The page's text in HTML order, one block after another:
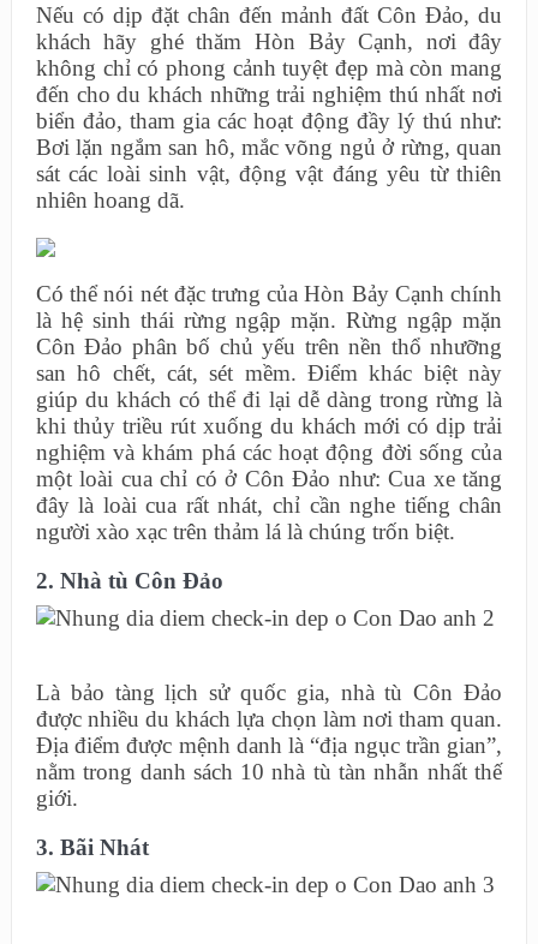
Nếu có dịp đặt chân đến mảnh đất Côn Đảo, du
khách hãy ghé thăm Hòn Bảy Cạnh, nơi đây
không chỉ có phong cảnh tuyệt đẹp mà còn mang
đến cho du khách những trải nghiệm thú nhất nơi
biển đảo, tham gia các hoạt động đầy lý thú như:
Bơi lặn ngắm san hô, mắc võng ngủ ở rừng, quan
sát các loài sinh vật, động vật đáng yêu từ thiên
nhiên hoang dã.
Có thể nói nét đặc trưng của Hòn Bảy Cạnh chính
là hệ sinh thái rừng ngập mặn. Rừng ngập mặn
Côn Đảo phân bố chủ yếu trên nền thổ nhưỡng
san hô chết, cát, sét mềm. Điểm khác biệt này
giúp du khách có thể đi lại dễ dàng trong rừng là
khi thủy triều rút xuống du khách mới có dịp trải
nghiệm và khám phá các hoạt động đời sống của
một loài cua chỉ có ở Côn Đảo như: Cua xe tăng
đây là loài cua rất nhát, chỉ cần nghe tiếng chân
người xào xạc trên thảm lá là chúng trốn biệt.
2. Nhà tù Côn Đảo
Là bảo tàng lịch sử quốc gia, nhà tù Côn Đảo
được nhiều du khách lựa chọn làm nơi tham quan.
Địa điểm được mệnh danh là “địa ngục trần gian”,
nằm trong danh sách 10 nhà tù tàn nhẫn nhất thế
giới.
3. Bãi Nhát